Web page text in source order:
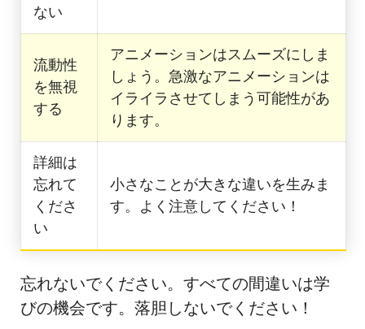
ない
流動性
を無視
する
アニメーションはスムーズにしま
しょう。急激なアニメーションは
イライラさせてしまう可能性があ
ります。
詳細は
忘れて
くださ
い
小さなことが大きな違いを生みま
す。よく注意してください！
忘れないでください。すべての間違いは学
びの機会です。落胆しないでください！